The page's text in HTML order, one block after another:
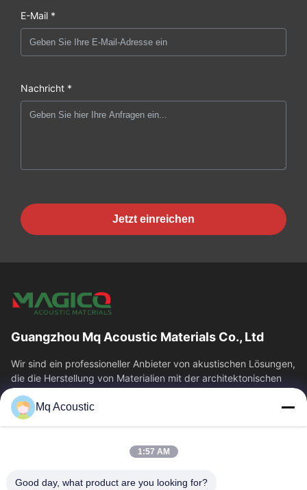
E-Mail *
Nachricht *
Jetzt einreichen
Guangzhou Mq Acoustic Materials Co., Ltd
Wir sind ein professioneller Anbieter von akustischen Lösungen,
die die Herstellung von Materialien mit der architektonischen
Akustik...
Schnelle Verbindungen
Über Uns
Werksbesichtigung
Qualitätskontrolle
Mq Acoustic
1:57 AM
Good day, what product are you looking for?